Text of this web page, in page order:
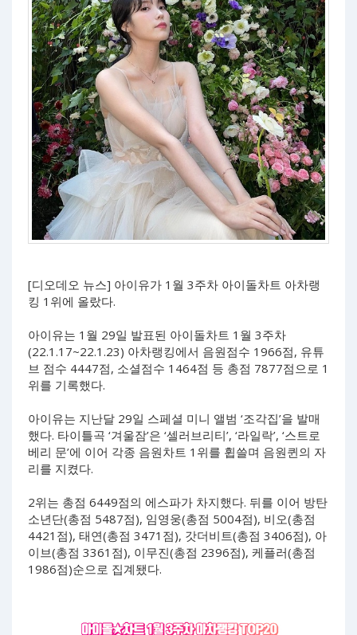
[디오데오 뉴스] 아이유가 1월 3주차 아이돌차트 아차랭
킹 1위에 올랐다.
아이유는 1월 29일 발표된 아이돌차트 1월 3주차
(22.1.17~22.1.23) 아차랭킹에서 음원점수 1966점, 유튜
브 점수 4447점, 소셜점수 1464점 등 총점 7877점으로 1
위를 기록했다.
아이유는 지난달 29일 스페셜 미니 앨범 ‘조각집’을 발매
했다. 타이틀곡 ‘겨울잠’은 ‘셀러브리티’, ‘라일락’, ‘스트로
베리 문’에 이어 각종 음원차트 1위를 휩쓸며 음원퀸의 자
리를 지켰다.
2위는 총점 6449점의 에스파가 차지했다. 뒤를 이어 방탄
소년단(총점 5487점), 임영웅(총점 5004점), 비오(총점
4421점), 태연(총점 3471점), 갓더비트(총점 3406점), 아
이브(총점 3361점), 이무진(총점 2396점), 케플러(총점
1986점)순으로 집계됐다.